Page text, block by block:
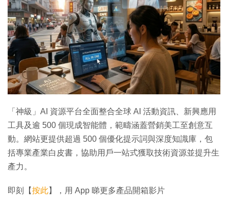
「神級」AI 資源平台全面整合全球 AI 活動資訊、新興應用
工具及逾 500 個現成智能體，範疇涵蓋營銷美工至創意互
動。網站更提供超過 500 個優化提示詞與深度知識庫，包
括專業產業白皮書，協助用戶一站式獲取技術資源並提升生
產力。
即刻【按此】，用 App 睇更多產品開箱影片